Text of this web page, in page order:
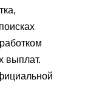
выплат.